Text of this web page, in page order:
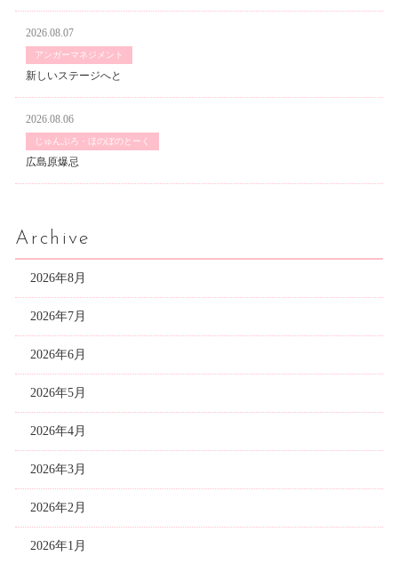
2026.08.07
アンガーマネジメント
新しいステージへと
2026.08.06
じゅんぶろ・ほのぼのとーく
広島原爆忌
Archive
2026年8月
2026年7月
2026年6月
2026年5月
2026年4月
2026年3月
2026年2月
2026年1月